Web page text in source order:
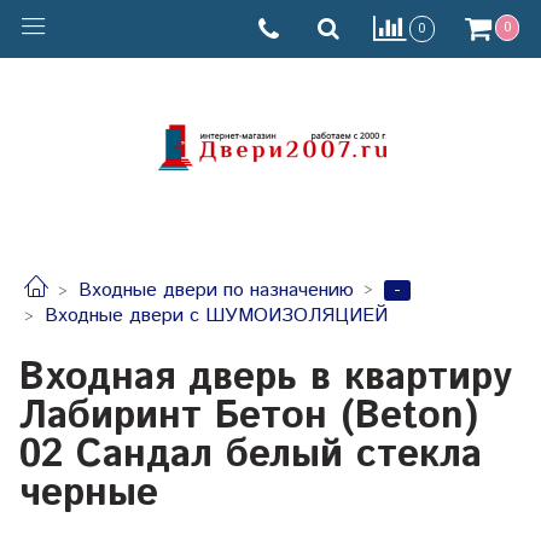
0 0
Входные двери по назначению
-
Входные двери с ШУМОИЗОЛЯЦИЕЙ
Входная дверь в квартиру
Лабиринт Бетон (Beton)
02 Сандал белый стекла
черные